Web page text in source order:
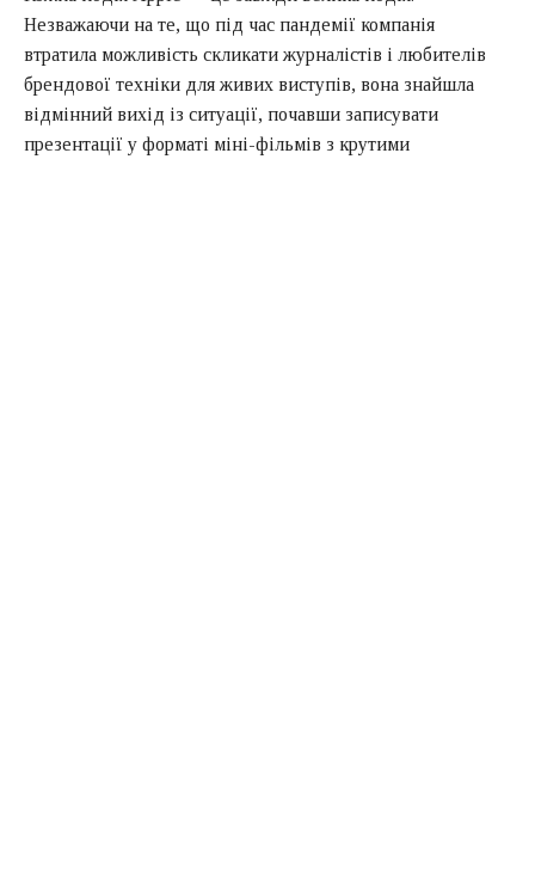
Незважаючи на те, що під час пандемії компанія
втратила можливість скликати журналістів і любителів
брендової техніки для живих виступів, вона знайшла
відмінний вихід із ситуації, почавши записувати
презентації у форматі міні-фільмів з крутими